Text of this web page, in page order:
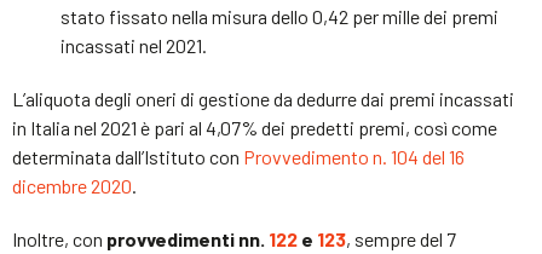
stato fissato nella misura dello 0,42 per mille dei premi
incassati nel 2021.
L’aliquota degli oneri di gestione da dedurre dai premi incassati
in Italia nel 2021 è pari al 4,07% dei predetti premi, così come
determinata dall’Istituto con Provvedimento n. 104 del 16
dicembre 2020.
Inoltre, con provvedimenti nn. 122 e 123, sempre del 7